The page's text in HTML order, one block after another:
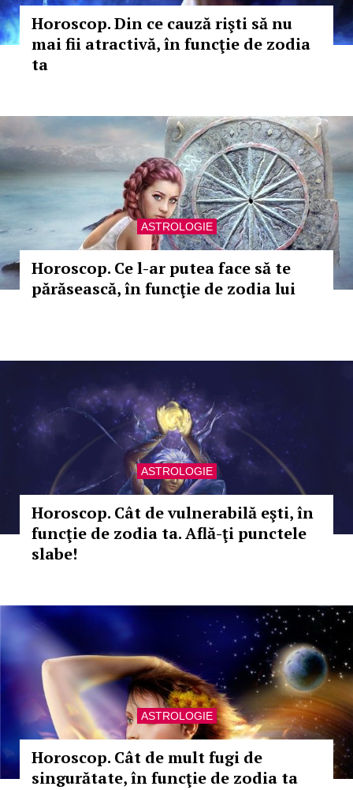
Horoscop. Din ce cauză rişti să nu
mai fii atractivă, în funcţie de zodia
ta
ASTROLOGIE
Horoscop. Ce l-ar putea face să te
părăsească, în funcţie de zodia lui
ASTROLOGIE
Horoscop. Cât de vulnerabilă eşti, în
funcţie de zodia ta. Află-ţi punctele
slabe!
ASTROLOGIE
Horoscop. Cât de mult fugi de
singurătate, în funcţie de zodia ta